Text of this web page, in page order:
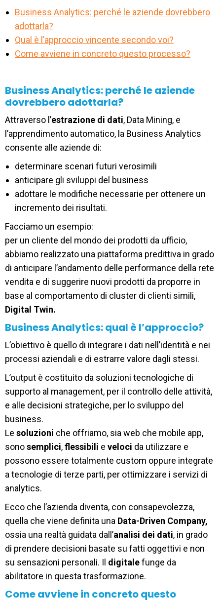
Business Analytics: perché le aziende dovrebbero
adottarla?
Qual è l’approccio vincente secondo voi?
Come avviene in concreto questo processo?
Business Analytics: perché le aziende
dovrebbero adottarla?
Attraverso l’estrazione di dati, Data Mining, e
l’apprendimento automatico, la Business Analytics
consente alle aziende di:
determinare scenari futuri verosimili
anticipare gli sviluppi del business
adottare le modifiche necessarie per ottenere un
incremento dei risultati.
Facciamo un esempio:
per un cliente del mondo dei prodotti da ufficio,
abbiamo realizzato una piattaforma predittiva in grado
di anticipare l’andamento delle performance della rete
vendita e di suggerire nuovi prodotti da proporre in
base al comportamento di cluster di clienti simili,
Digital Twin.
Business Analytics: qual è l’approccio?
L’obiettivo è quello di integrare i dati nell’identità e nei
processi aziendali e di estrarre valore dagli stessi.
L’output è costituito da soluzioni tecnologiche di
supporto al management, per il controllo delle attività,
e alle decisioni strategiche, per lo sviluppo del
business.
Le soluzioni che offriamo, sia web che mobile app,
sonosemplici,flessibili e veloci da utilizzare e
possono essere totalmente custom oppure integrate
a tecnologie di terze parti, per ottimizzare i servizi di
analytics.
Ecco che l’azienda diventa, con consapevolezza,
quella che viene definita una Data-Driven Company,
ossia una realtà guidata dall’analisi dei dati, in grado
di prendere decisioni basate su fatti oggettivi e non
su sensazioni personali. Il digitalefunge da
abilitatore in questa trasformazione.
Come avviene in concreto questo